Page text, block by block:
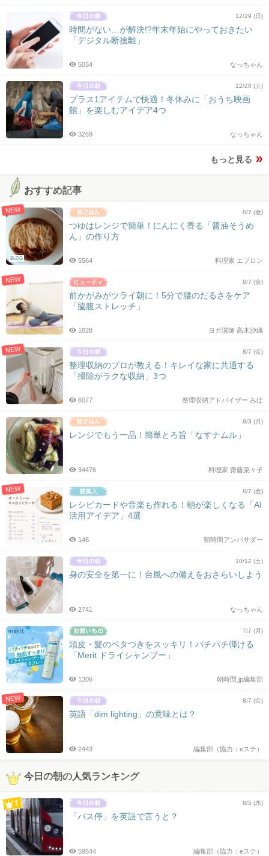
12/29 (日)
時間がない…が解決!?年末年始にやっておきたい
「デジタル断捨離」
なっちゃん
5054
12/28 (土)
プラス1アイテムで快適！冬休みに「おうち映画
館」を楽しむアイデア4つ
なっちゃん
3269
もっと見る
おすすめ記事
NEW
BLOG
8/7 (金)
つゆはレンジで簡単！にんにく香る「醤油そうめ
ん」の作り方
料理家 エプロン
5564
NEW 8/7 (金)
前かがみがツライ朝に！5分で腰のだるさをケア
「脇腹ストレッチ」
ヨガ講師 高木沙織
1828
NEW 8/7 (金)
整理収納のプロが教える！キレイな家に共通する
「掃除がラクな収納」3つ
整理収納アドバイザー みほ
6077
8/3 (月)
レンジでもう一品！簡単とろ旨「なすナムル」
料理家 齋藤菜々子
34476
NEW 8/7 (金)
レシピカードや音楽も作れる！朝が楽しくなる「AI
活用アイデア」4選
朝時間アンバサダー
146
10/12 (土)
身の安全を第一に！台風への備えをおさらいしよう
なっちゃん
2741
7/7 (月)
頭皮・髪のベタつきをスッキリ！パチパチ弾ける
「Merit ドライシャンプー」
朝時間.jp編集部
1306
NEW 8/7 (金)
英語「dim lighting」の意味とは？
編集部（協力：eステ）
2443
今日の朝の人気ランキング
8/5 (水)
「バス停」を英語で言うと？
編集部（協力：eステ）
59544